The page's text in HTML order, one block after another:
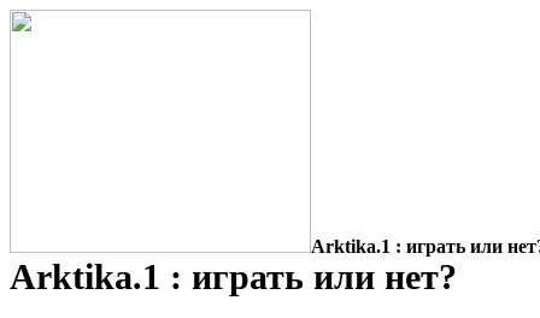
Arktika.1 : играть или
Arktika.1 : играть или нет?